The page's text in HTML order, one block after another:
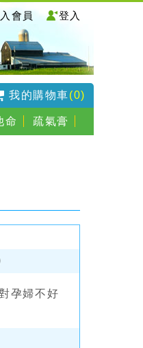
會員 登入
我的購物車(0)
命 疏氣膏
孕婦不好